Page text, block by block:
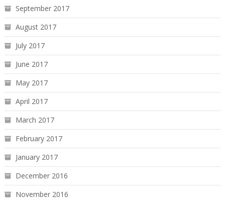
September 2017
August 2017
July 2017
June 2017
May 2017
April 2017
March 2017
February 2017
January 2017
December 2016
November 2016